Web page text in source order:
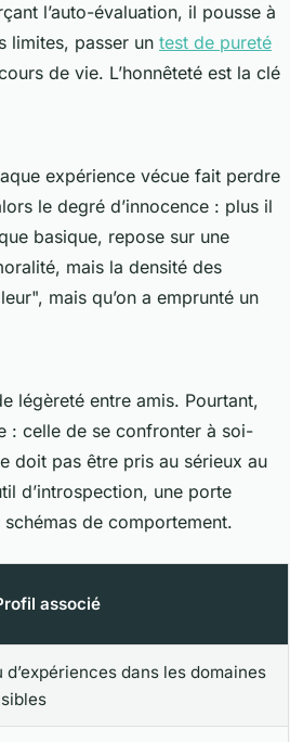
l’auto-évaluation, il pousse à
limites, passer un test de pureté
de vie. L’honnêteté est la clé
expérience vécue fait perdre
le degré d’innocence : plus il
basique, repose sur une
mais la densité des
mais qu’on a emprunté un
légèreté entre amis. Pourtant,
: celle de se confronter à soi-
doit pas être pris au sérieux au
d’introspection, une porte
de comportement.
associé
d’expériences dans les domaines